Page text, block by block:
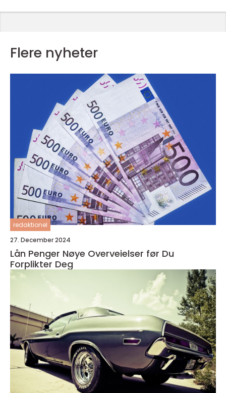
Flere nyheter
redaktionel
27. December 2024
Lån Penger Nøye Overveielser før Du
Forplikter Deg